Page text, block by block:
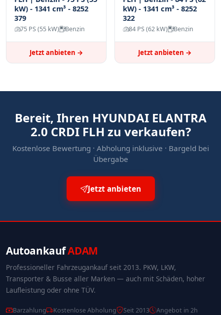
kW) - 1341 cm³ - 8252
379
75 PS (55 kW) Benzin
Jetzt anbieten →
kW) - 1341 cm³ - 8252
322
84 PS (62 kW) Benzin
Jetzt anbieten →
Bereit, Ihren HYUNDAI ELANTRA
2.0 CRDI FLH zu verkaufen?
Kostenlose Bewertung · Abholung inklusive · Bargeld bei
Übergabe
Jetzt anbieten
AutoankaufADAM
Professioneller Fahrzeugankauf seit 2013. PKW, LKW,
Transporter & Busse aller Marken — auch mit Schäden, hoher
Laufleistung oder ohne TÜV.
Barzahlung Kostenlose Abholung Seit 2013 Angebot in 2h